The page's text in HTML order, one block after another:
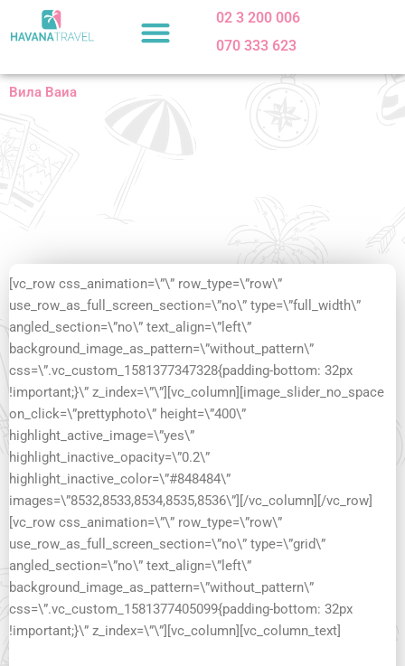
to
02 3 200 006
070 333 623
Вила Ваиа
[vc_row css_animation=\”\” row_type=\”row\”
use_row_as_full_screen_section=\”no\” type=\”full_width\”
angled_section=\”no\” text_align=\”left\”
background_image_as_pattern=\”without_pattern\”
css=\”.vc_custom_1581377347328{padding-bottom: 32px
!important;}\” z_index=\”\”][vc_column][image_slider_no_space
on_click=\”prettyphoto\” height=\”400\”
highlight_active_image=\”yes\”
highlight_inactive_opacity=\”0.2\”
highlight_inactive_color=\”#848484\”
images=\”8532,8533,8534,8535,8536\”][/vc_column][/vc_row]
[vc_row css_animation=\”\” row_type=\”row\”
use_row_as_full_screen_section=\”no\” type=\”grid\”
angled_section=\”no\” text_align=\”left\”
background_image_as_pattern=\”without_pattern\”
css=\”.vc_custom_1581377405099{padding-bottom: 32px
!important;}\” z_index=\”\”][vc_column][vc_column_text]